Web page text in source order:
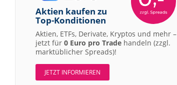
Aktien kaufen zu
Top-Konditionen
Aktien, ETFs, Derivate, Kryptos und mehr –
jetzt für 0 Euro pro Trade handeln (zzgl.
marktüblicher Spreads)!
JETZT INFORMIEREN